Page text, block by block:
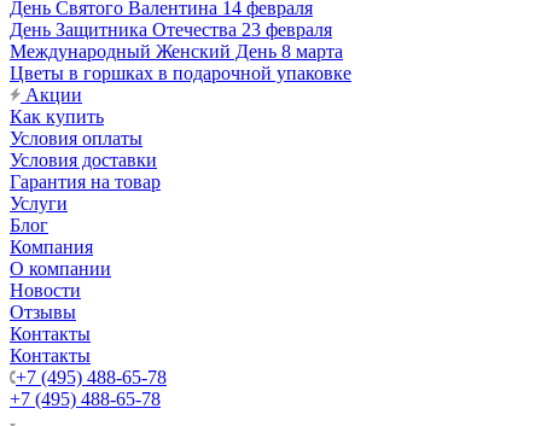
День Святого Валентина 14 февраля
День Защитника Отечества 23 февраля
Международный Женский День 8 марта
Цветы в горшках в подарочной упаковке
Акции
Как купить
Условия оплаты
Условия доставки
Гарантия на товар
Услуги
Блог
Компания
О компании
Новости
Отзывы
Контакты
Контакты
+7 (495) 488-65-78
+7 (495) 488-65-78